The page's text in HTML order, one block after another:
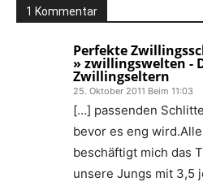
1 Kommentar
Perfekte
» zwillingswelten -
Zwillingseltern
25. Oktober 2011 Beim 11:03
[…] passenden
bevor es eng
beschäftigt mich das
unsere Jungs mit 3,5